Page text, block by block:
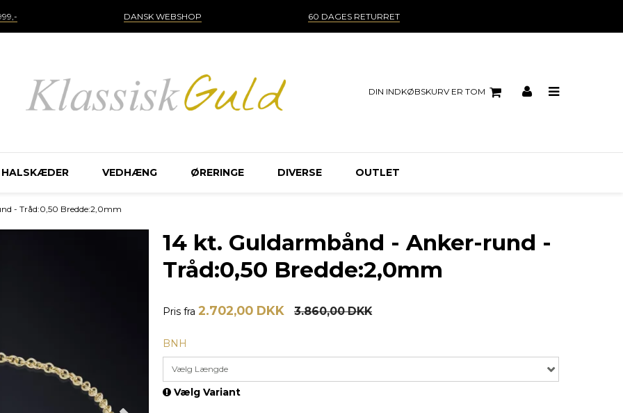
DANSK WEBSHOP 60 DAGES RETURRET
DIN INDKØBSKURV ER TOM
HALSKÆDER VEDHÆNG ØRERINGE DIVERSE OUTLET
- Tråd:0,50 Bredde:2,0mm
14 kt. Guldarmbånd - Anker-rund -
Tråd:0,50 Bredde:2,0mm
Pris fra 2.702,00 DKK 3.860,00 DKK
BNH
Vælg Længde
Vælg Variant